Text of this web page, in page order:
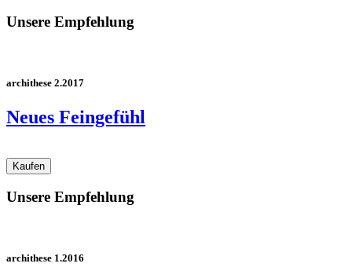
Unsere Empfehlung
archithese 2.2017
Neues Feingefühl
Unsere Empfehlung
archithese 1.2016